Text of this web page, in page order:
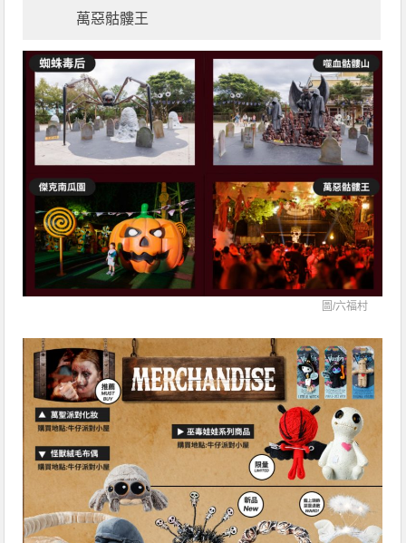
萬惡骷髏王
圖/六福村